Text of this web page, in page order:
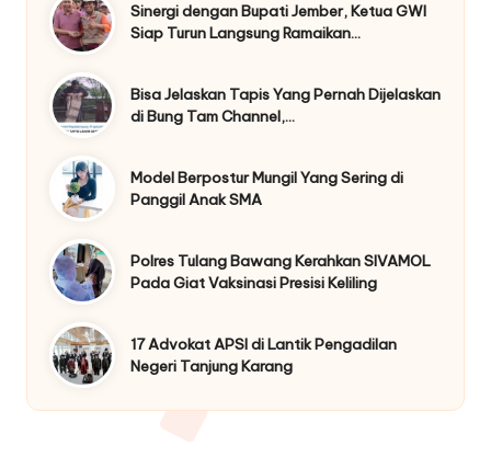
Sinergi dengan Bupati Jember, Ketua GWI
Siap Turun Langsung Ramaikan…
Bisa Jelaskan Tapis Yang Pernah Dijelaskan
di Bung Tam Channel,…
Model Berpostur Mungil Yang Sering di
Panggil Anak SMA
Polres Tulang Bawang Kerahkan SIVAMOL
Pada Giat Vaksinasi Presisi Keliling
17 Advokat APSI di Lantik Pengadilan
Negeri Tanjung Karang